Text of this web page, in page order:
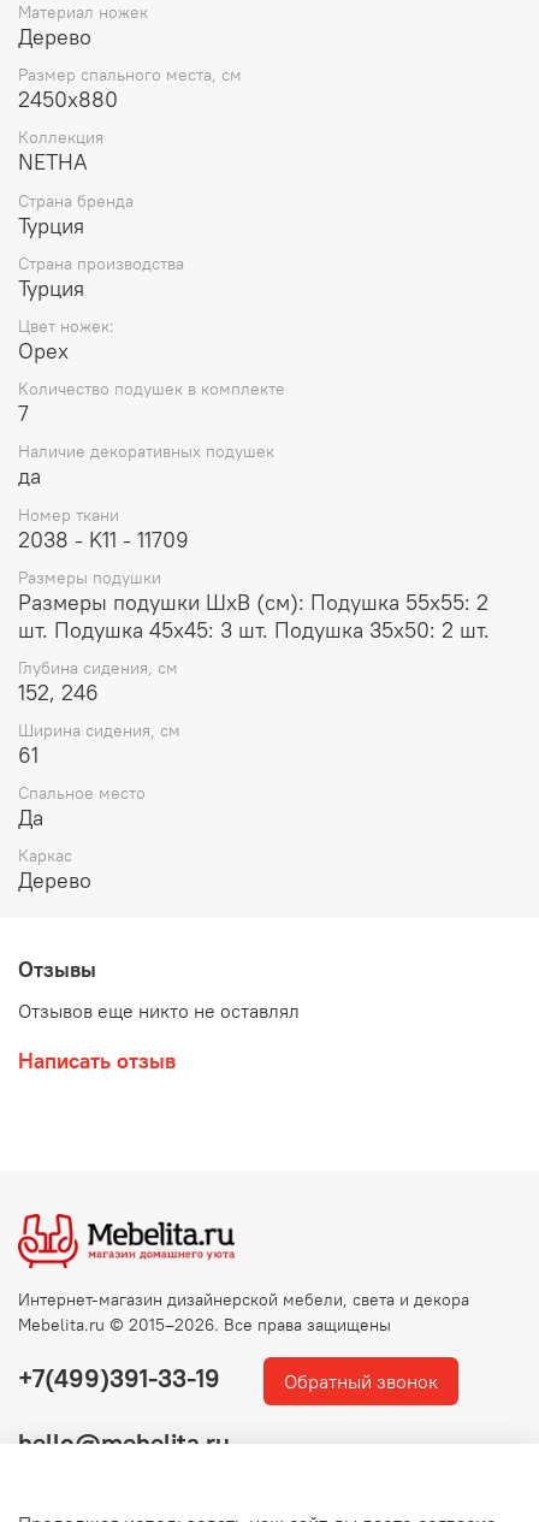
Материал ножек
Дерево
Размер спального места, см
2450x880
Коллекция
NETHA
Страна бренда
Турция
Страна производства
Турция
Цвет ножек:
Орех
Количество подушек в комплекте
7
Наличие декоративных подушек
да
Номер ткани
2038 - K11 - 11709
Размеры подушки
Размеры подушки ШхВ (см): Подушка 55x55: 2
шт. Подушка 45x45: 3 шт. Подушка 35x50: 2 шт.
Глубина сидения, см
152, 246
Ширина сидения, см
61
Спальное место
Да
Каркас
Дерево
Отзывы
Отзывов еще никто не оставлял
Написать отзыв
+7(499)391-33-19 Обратный звонок
hello@mebelita.ru
Интернет-магазин дизайнерской мебели, света и декора
Mebelita.ru © 2015–2026. Все права защищены